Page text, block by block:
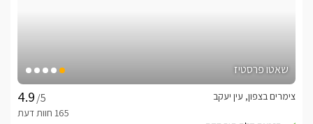
שאטו פרסטיז
/5
צימרים בצפון, עין יעקב